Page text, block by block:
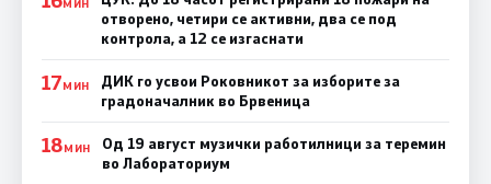
отворено, четири се активни, два се под
контрола, а 12 се изгаснати
17МИН
ДИК го усвои Роковникот за изборите за
градоначалник во Брвеница
18МИН
Од 19 август музички работилници за теремин
во Лабораториум